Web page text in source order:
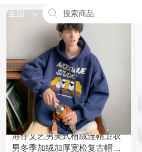
全国
港仔文艺男美式植绒连帽卫衣
男冬季加绒加厚宽松复古帽衫